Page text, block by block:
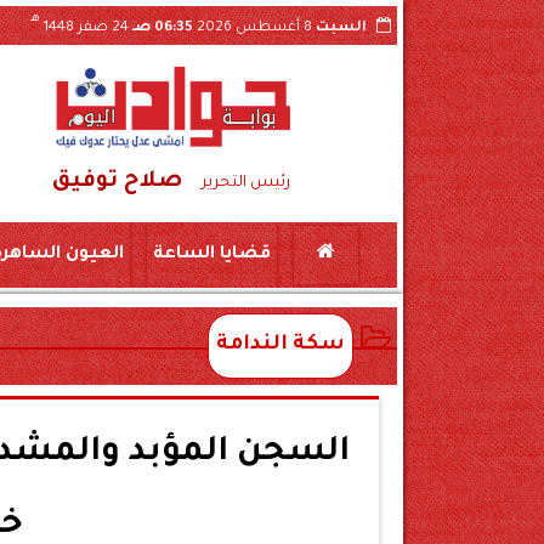
السبت8 أغسطس 2026 06:35 صـ 24 صفر 1448
هـ
رئيس التحرير صلاح توفيق
حبس «لواء مزيف» ومستشار وهمي 3 سنوات بسكين بمركز المراغة سوهاج
قضايا الساعة العيون
سكة الندامة
السجن المؤبد